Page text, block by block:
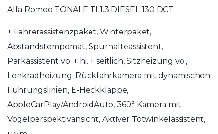
Alfa Romeo TONALE TI 1.3 DIESEL 130 DCT
+ Fahrerassistenzpaket, Winterpaket,
Abstandstempomat, Spurhalteassistent,
Parkassistent vo. + hi. + seitlich, Sitzheizung vo.,
Lenkradheizung, Rückfahrkamera mit dynamischen
Führungslinien, E-Heckklappe,
AppleCarPlay/AndroidAuto, 360° Kamera mit
Vogelperspektivansicht, Aktiver Totwinkelassistent,